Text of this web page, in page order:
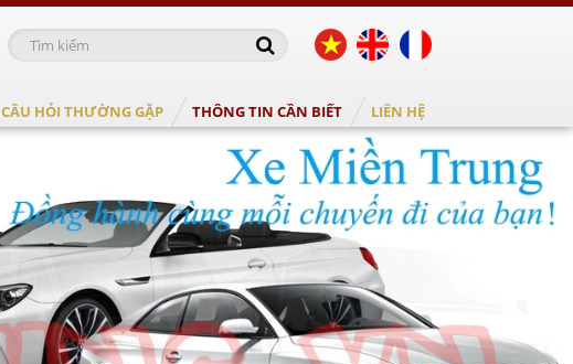
CÂU HỎI THƯỜNG GẶP THÔNG TIN CẦN BIẾT LIÊN HỆ